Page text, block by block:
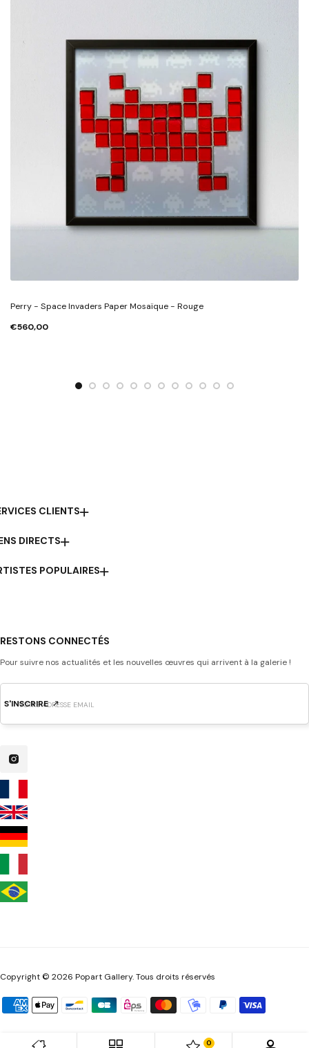
Perry - Space Invaders Paper Mosaïque - Rouge
€560,00
CLIENTS
DIRECTS
POPULAIRES
RESTONS CONNECTÉS
Pour suivre nos actualités et les nouvelles œuvres qui arrivent à la galerie !
S'INSCRIRE
Copyright © 2026 Popart Gallery. Tous droits réservés
0